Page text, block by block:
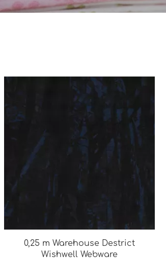
0,25 m Warehouse Destrict
Wishwell Webware